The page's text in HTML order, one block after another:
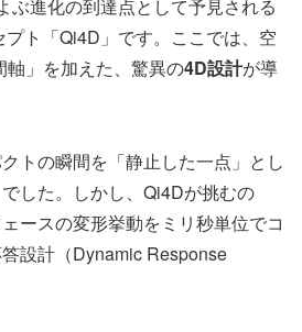
ぶ進化の到達点として予見される
ト「Qi4D」です。ここでは、空
」を加えた、驚異の4D設計が導
トの瞬間を「静止した一点」とし
した。しかし、Qi4Dが挑むの
ースの変形挙動をミリ秒単位でコ
設計（Dynamic Response